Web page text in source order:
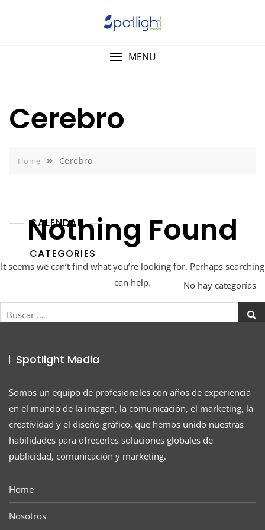
MENU
Cerebro
Home Cerebro
Nothing Found
It seems we can’t find what you’re looking for. Perhaps searching
can help.
Buscar:
CALENDAR
CATEGORIES
No hay categorías
Spotlight Media
Somos un equipo de profesionales con años de experiencia
en el mundo de la imagen, la comunicación, el marketing, la
creatividad y el diseño gráfico, que hemos unido nuestras
habilidades para ofrecerles soluciones globales de
publicidad, comunicación y marketing.
Home
Nosotros